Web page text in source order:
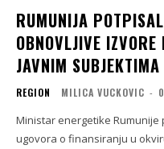
RUMUNIJA
OBNOVLJIVE IZVORE
JAVNIM SUBJEKTIMA
REGION MILICA VUCKOVIC -
Ministar energetike
ugovora o finansiranju u